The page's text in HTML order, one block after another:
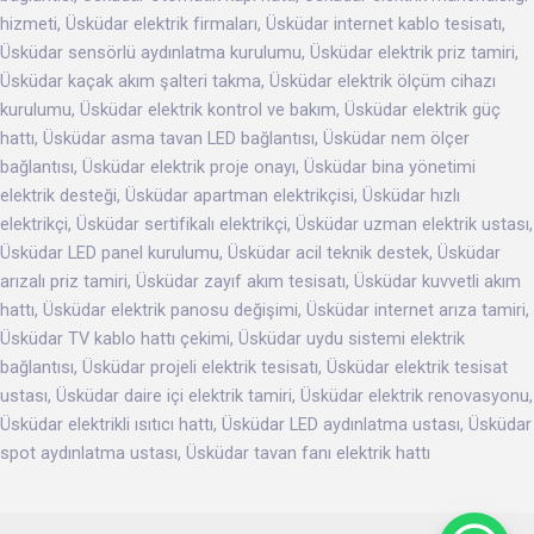
hizmeti, Üsküdar elektrik firmaları, Üsküdar internet kablo tesisatı,
Üsküdar sensörlü aydınlatma kurulumu, Üsküdar elektrik priz tamiri,
Üsküdar kaçak akım şalteri takma, Üsküdar elektrik ölçüm cihazı
kurulumu, Üsküdar elektrik kontrol ve bakım, Üsküdar elektrik güç
hattı, Üsküdar asma tavan LED bağlantısı, Üsküdar nem ölçer
bağlantısı, Üsküdar elektrik proje onayı, Üsküdar bina yönetimi
elektrik desteği, Üsküdar apartman elektrikçisi, Üsküdar hızlı
elektrikçi, Üsküdar sertifikalı elektrikçi, Üsküdar uzman elektrik ustası,
Üsküdar LED panel kurulumu, Üsküdar acil teknik destek, Üsküdar
arızalı priz tamiri, Üsküdar zayıf akım tesisatı, Üsküdar kuvvetli akım
hattı, Üsküdar elektrik panosu değişimi, Üsküdar internet arıza tamiri,
Üsküdar TV kablo hattı çekimi, Üsküdar uydu sistemi elektrik
bağlantısı, Üsküdar projeli elektrik tesisatı, Üsküdar elektrik tesisat
ustası, Üsküdar daire içi elektrik tamiri, Üsküdar elektrik renovasyonu,
Üsküdar elektrikli ısıtıcı hattı, Üsküdar LED aydınlatma ustası, Üsküdar
spot aydınlatma ustası, Üsküdar tavan fanı elektrik hattı